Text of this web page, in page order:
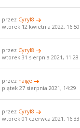
przez Cyryl8
wtorek 12 kwietnia 2022, 16:50
przez Cyryl8
wtorek 31 sierpnia 2021, 11:28
przez naige
piątek 27 sierpnia 2021, 14:29
przez Cyryl8
wtorek 01 czerwca 2021, 16:33